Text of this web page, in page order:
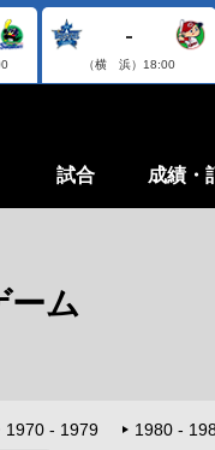
-
（横 浜） 18:00
試合 成績・
ーム
1970 - 1979
1980 -